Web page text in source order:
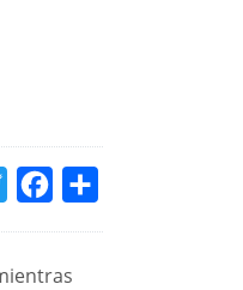
TWITTERFACEBOOK